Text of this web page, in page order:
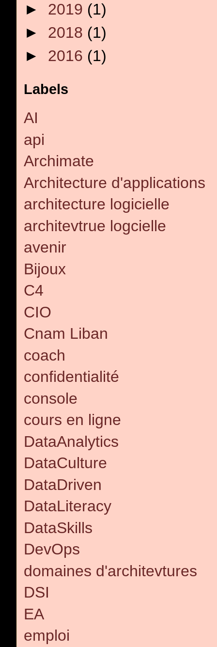
► 2019 (1)
► 2018 (1)
► 2016 (1)
Labels
AI
api
Archimate
Architecture d'applications
architecture logicielle
architevtrue logcielle
avenir
Bijoux
C4
CIO
Cnam Liban
coach
confidentialité
console
cours en ligne
DataAnalytics
DataCulture
DataDriven
DataLiteracy
DataSkills
DevOps
domaines d'architevtures
DSI
EA
emploi